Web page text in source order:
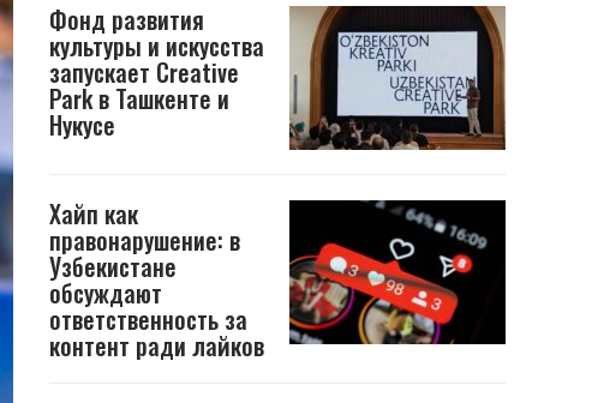
Фонд развития
культуры и искусства
запускает Creative
Park в Ташкенте и
Нукусе
Хайп как
правонарушение: в
Узбекистане
обсуждают
ответственность за
контент ради лайков